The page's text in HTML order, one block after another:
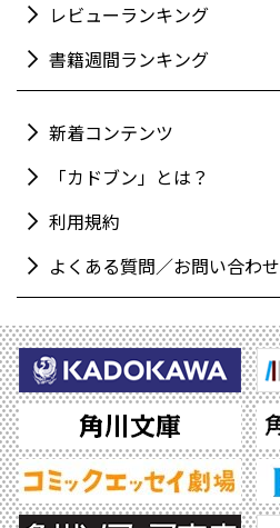
レビューランキング
書籍週間ランキング
新着コンテンツ
「カドブン」とは？
利用規約
よくある質問／お問い合わせ